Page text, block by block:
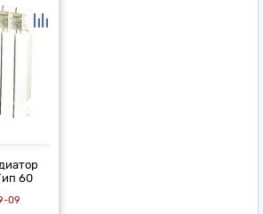
60
09